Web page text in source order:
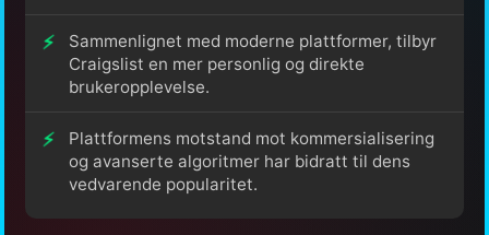
Sammenlignet med moderne plattformer, tilbyr
Craigslist en mer personlig og direkte
brukeropplevelse.
Plattformens motstand mot kommersialisering
og avanserte algoritmer har bidratt til dens
vedvarende popularitet.